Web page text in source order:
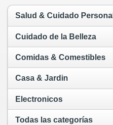
Salud & Cuidado Personal
Cuidado de la Belleza
Comidas & Comestibles
Casa & Jardin
Electronicos
Todas las categorías